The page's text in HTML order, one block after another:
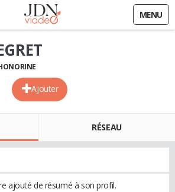
MENU
Ajouter
RÉSEAU
ajouté de résumé à son profil.